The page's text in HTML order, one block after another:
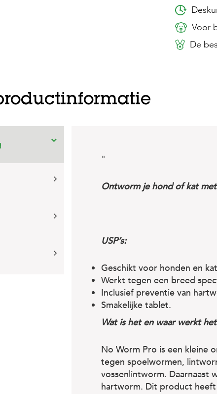
Voor
De
"
Ontworm je hond of kat
USP’s:
Geschikt voor honden en
Werkt tegen een breed
Inclusief preventie van
Smakelijke tablet.
Wat is het en waar werkt
No Worm Pro is een kleine
tegen spoelwormen,
vossenlintworm.
hartworm. Dit product